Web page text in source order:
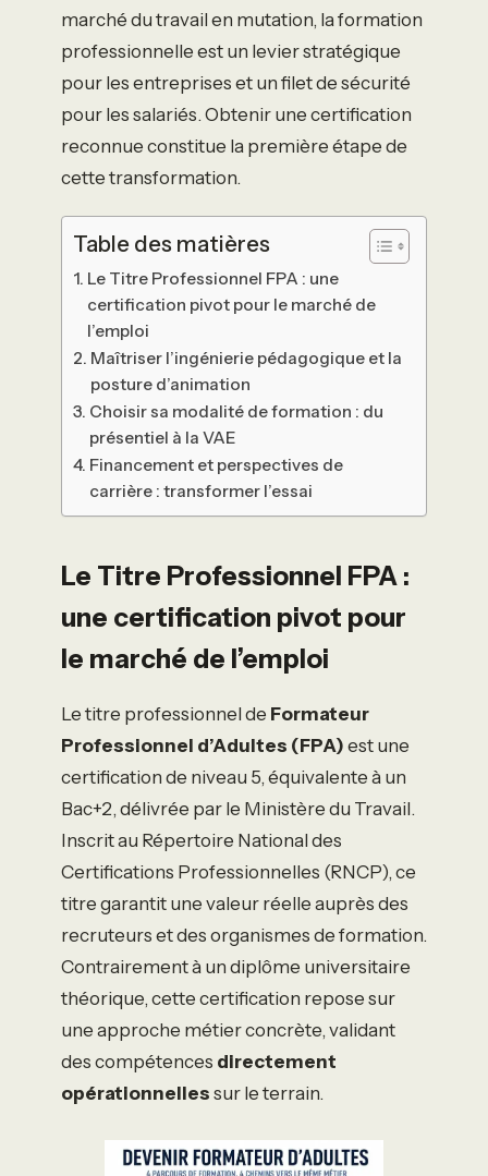
marché du travail en mutation, la formation
professionnelle est un levier stratégique
pour les entreprises et un filet de sécurité
pour les salariés. Obtenir une certification
reconnue constitue la première étape de
cette transformation.
Table des matières
Le Titre Professionnel FPA : une
certification pivot pour le marché de
l’emploi
Maîtriser l’ingénierie pédagogique et la
posture d’animation
Choisir sa modalité de formation : du
présentiel à la VAE
Financement et perspectives de
carrière : transformer l’essai
Le Titre Professionnel FPA :
une certification pivot pour
le marché de l’emploi
Le titre professionnel de Formateur
Professionnel d’Adultes (FPA) est une
certification de niveau 5, équivalente à un
Bac+2, délivrée par le Ministère du Travail.
Inscrit au Répertoire National des
Certifications Professionnelles (RNCP), ce
titre garantit une valeur réelle auprès des
recruteurs et des organismes de formation.
Contrairement à un diplôme universitaire
théorique, cette certification repose sur
une approche métier concrète, validant
des compétences directement
opérationnelles sur le terrain.